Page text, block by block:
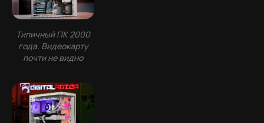
Типичный ПК 2000
года. Видеокарту
почти не видно